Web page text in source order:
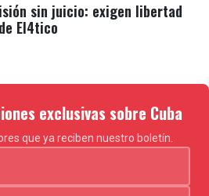
sin juicio: exigen libertad
El4tico
exclusivas sobre Cuba
que ya reciben nuestro boletín.